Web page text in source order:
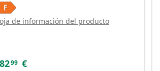
de información del producto
99 €